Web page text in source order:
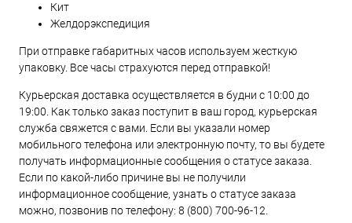
Кит
Желдорэкспедиция
При отправке габаритных часов используем жесткую
упаковку. Все часы страхуются перед отправкой!
Курьерская доставка осуществляется в будни с 10:00 до
19:00. Как только заказ поступит в ваш город, курьерская
служба свяжется с вами. Если вы указали номер
мобильного телефона или электронную почту, то вы будете
получать информационные сообщения о статусе заказа.
Если по какой-либо причине вы не получили
информационное сообщение, узнать о статусе заказа
можно, позвонив по телефону: 8 (800) 700-96-12.